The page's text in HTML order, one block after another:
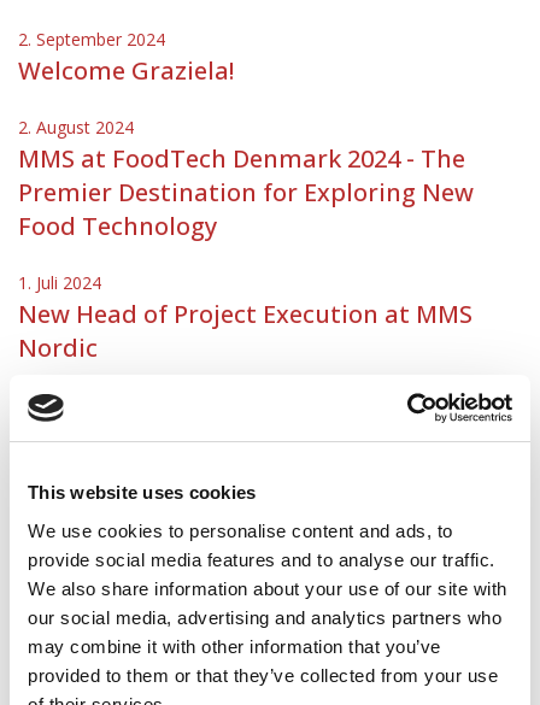
This website uses cookies
We use cookies to personalise content and ads, to
provide social media features and to analyse our traffic.
We also share information about your use of our site with
our social media, advertising and analytics partners who
may combine it with other information that you’ve
provided to them or that they’ve collected from your use
2. September 2024
Welcome Graziela!
2. August 2024
MMS at FoodTech Denmark 2024 - The
Premier Destination for Exploring New
Food Technology
1. Juli 2024
New Head of Project Execution at MMS
Nordic
30. Mai 2024
Welcome Daniel!
1. Mai 2024
MMS Nordic appoints new Managing
Director
5. März 2024
Meet MMS at Mejeribrugets Dag on 13
March at Messecenter Herning